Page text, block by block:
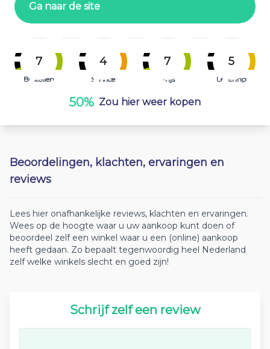
Ga naar de site
7
Bestellen
4
Service
7
Prijs
5
Levering
50% Zou hier weer kopen
Beoordelingen, klachten, ervaringen en
reviews
Lees hier onafhankelijke reviews, klachten en ervaringen.
Wees op de hoogte waar u uw aankoop kunt doen of
beoordeel zelf een winkel waar u een (online) aankoop
heeft gedaan. Zo bepaalt tegenwoordig heel Nederland
zelf welke winkels slecht en goed zijn!
Schrijf zelf een review